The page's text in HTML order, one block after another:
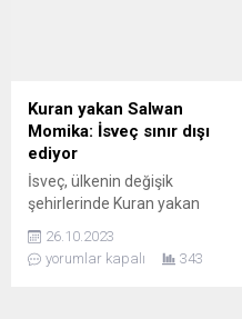
Başbakanı adayı Armin
Laschet’in gülücükler
saçması ülkede büyük tepki
gördü. Almanya yas
tutarken Laschet kısa bir
süre sonra güldüğü için
özür...
Kuran yakan Salwan
Momika: İsveç sınır dışı
ediyor
İsveç, ülkenin değişik
şehirlerinde Kuran yakan
ediyor. TV4 Nyheterna’nın
haberine göre İsveç’in çeşitli
26.10.2023
yorumlar kapalı
343